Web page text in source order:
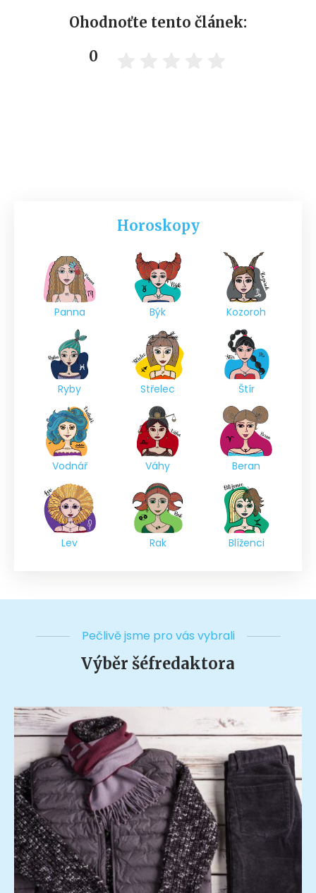
Ohodnoťte tento článek:
0
Horoskopy
Panna Býk Kozoroh
Ryby Střelec Štír
Vodnář Váhy Beran
Lev Rak Blíženci
Pečlivě jsme pro vás vybrali
Výběr šéfredaktora